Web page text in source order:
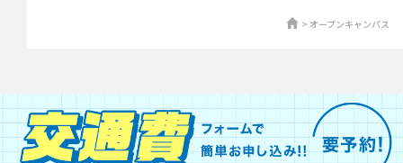
オープンキャンパス